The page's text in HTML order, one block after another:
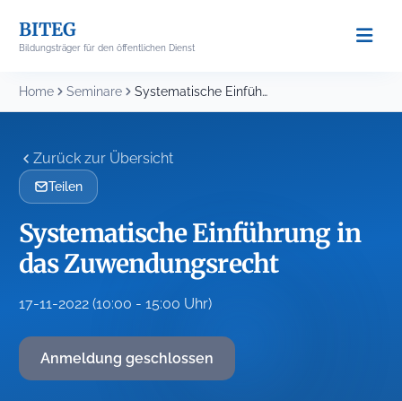
content
BITEG
Bildungsträger für den öffentlichen Dienst
Home Seminare Systematische Einführung in das Zuwendungsrecht
Zurück zur Übersicht
Teilen
Systematische Einführung in
das Zuwendungsrecht
17-11-2022 (10:00 - 15:00 Uhr)
Anmeldung geschlossen